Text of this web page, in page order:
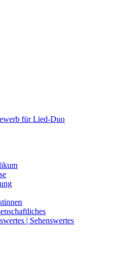
für Lied-Duo
| Sehenswertes